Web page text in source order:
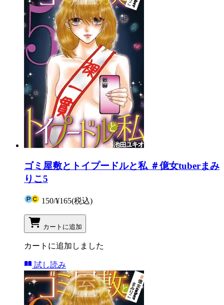
ゴミ屋敷とトイプードルと私 ＃億女tuberまみ
りこ5
150/¥165(税込)
カートに追加
カートに追加しました
試し読み